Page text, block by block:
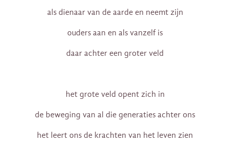
als dienaar van de aarde en neemt zijn
ouders aan en als vanzelf is
daar achter een groter veld
het grote veld opent zich in
de beweging van al die generaties achter ons
het leert ons de krachten van het leven zien